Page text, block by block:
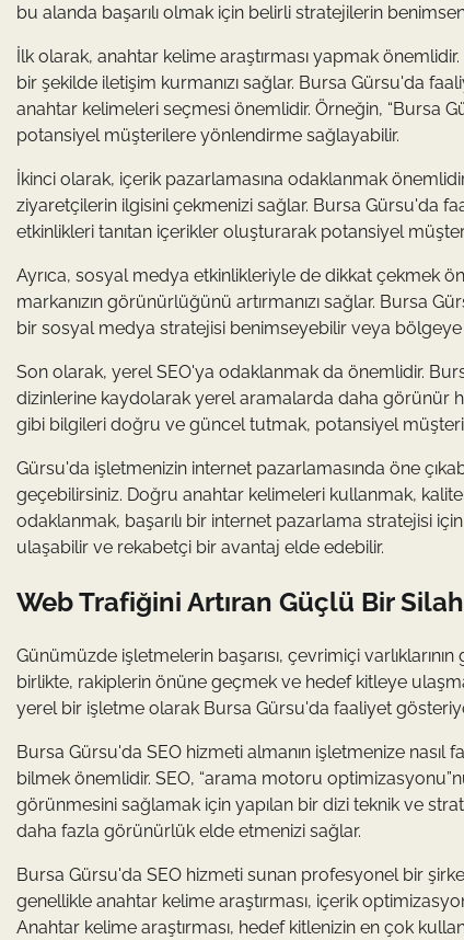
bu alanda başarılı olmak için belirli stratejilerin
İlk olarak, anahtar kelime araştırması yapmak
bir şekilde iletişim kurmanızı sağlar. Bursa Gürsu'da
anahtar kelimeleri seçmesi önemlidir. Örneğin, “Bursa
potansiyel müşterilere yönlendirme sağlayabilir.
İkinci olarak, içerik pazarlamasına odaklanmak
ziyaretçilerin ilgisini çekmenizi sağlar. Bursa Gürsu'da
etkinlikleri tanıtan içerikler oluşturarak potansiyel
Ayrıca, sosyal medya etkinlikleriyle de dikkat çekmek
markanızın görünürlüğünü artırmanızı sağlar. Bursa
bir sosyal medya stratejisi benimseyebilir veya
Son olarak, yerel SEO'ya odaklanmak da önemlidir.
dizinlerine kaydolarak yerel aramalarda daha görünür
gibi bilgileri doğru ve güncel tutmak, potansiyel
Gürsu'da işletmenizin internet pazarlamasında öne
geçebilirsiniz. Doğru anahtar kelimeleri kullanmak,
odaklanmak, başarılı bir internet pazarlama stratejisi
ulaşabilir ve rekabetçi bir avantaj elde edebilir.
Web Trafiğini Artıran Güçlü Bir
Günümüzde işletmelerin başarısı, çevrimiçi
birlikte, rakiplerin önüne geçmek ve hedef kitleye
yerel bir işletme olarak Bursa Gürsu'da faaliyet
Bursa Gürsu'da SEO hizmeti almanın işletmenize
bilmek önemlidir. SEO, “arama motoru
görünmesini sağlamak için yapılan bir dizi teknik ve
daha fazla görünürlük elde etmenizi sağlar.
Bursa Gürsu'da SEO hizmeti sunan profesyonel bir
genellikle anahtar kelime araştırması, içerik
Anahtar kelime araştırması, hedef kitlenizin en çok